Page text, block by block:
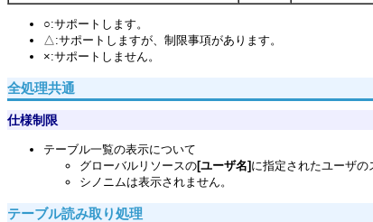
○:サポートします。
△:サポートしますが、制限事項があります。
×:サポートしません。
全処理共通
仕様制限
テーブル一覧の表示について
グローバルリソースの[ユーザ名] に指定されたユーザの
シノニムは表示されません。
テーブル読み取り処理